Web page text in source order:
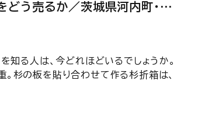
どう売るか／茨城県河内町・有
ビュー
知る人は、今どれほどいるでしょうか。
杉の板を貼り合わせて作る杉折箱は、